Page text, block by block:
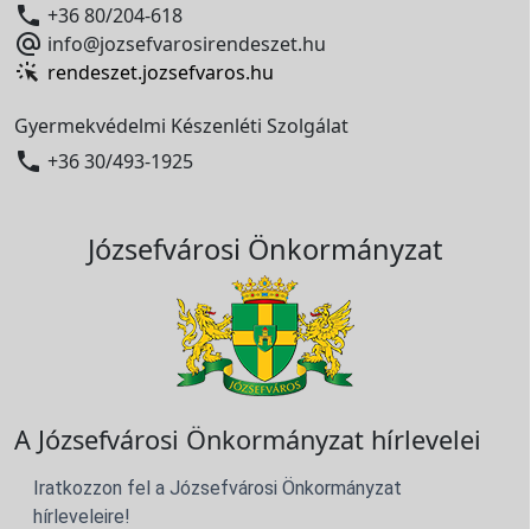
 +36 80/204-618
 info@jozsefvarosirendeszet.hu
rendeszet.jozsefvaros.hu
Gyermekvédelmi Készenléti Szolgálat
 +36 30/493-1925
Józsefvárosi Önkormányzat
A Józsefvárosi Önkormányzat hírlevelei
Iratkozzon fel a Józsefvárosi Önkormányzat
hírleveleire!